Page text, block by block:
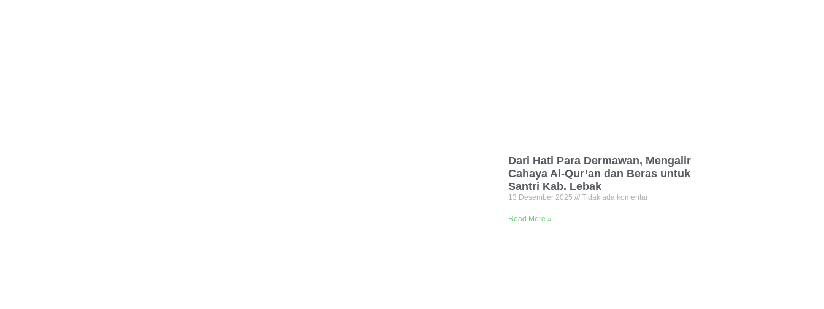
Dari Hati Para Dermawan, Mengalir
Cahaya Al-Qur’an dan Beras untuk
Santri Kab. Lebak
13 Desember 2025 Tidak ada komentar
Read More »